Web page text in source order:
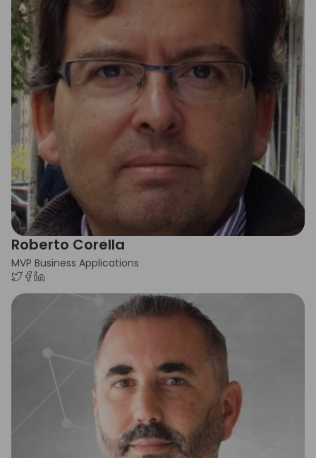
Roberto Corella
MVP Business Applications